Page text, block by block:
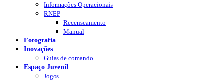
Informações Operacionais
RNBP
Recenseamento
Manual
Fotografia
Inovações
Guias de comando
Espaço Juvenil
Jogos